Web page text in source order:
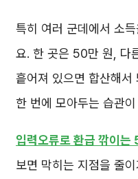
특히 여러 군데에서 소
요. 한 곳은 50만 원, 다
흩어져 있으면 합산해서
한 번에 모아두는 습관
입력오류로 환급 깎이는
보면 막히는 지점을 줄